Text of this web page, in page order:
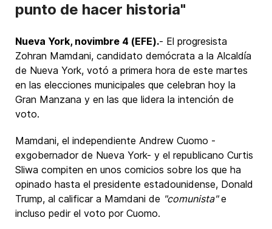
punto de hacer historia"
Nueva York, novimbre 4 (EFE).- El progresista
Zohran Mamdani, candidato demócrata a la Alcaldía
de Nueva York, votó a primera hora de este martes
en las elecciones municipales que celebran hoy la
Gran Manzana y en las que lidera la intención de
voto.
Mamdani, el independiente Andrew Cuomo -
exgobernador de Nueva York- y el republicano Curtis
Sliwa compiten en unos comicios sobre los que ha
opinado hasta el presidente estadounidense, Donald
Trump, al calificar a Mamdani de "comunista"e
incluso pedir el voto por Cuomo.